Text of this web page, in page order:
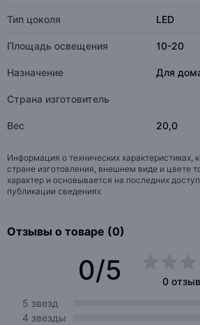
Тип цоколя LED
Площадь освещения 10-20
Назначение Для
Страна изготовитель
Вес 20,0
Информация о технических характеристиках,
стране изготовления, внешнем виде и цвете
характер и основывается на последних
публикации сведениях
Отзывы о товаре (0)
0/5
0
5 звезд
4 звезды